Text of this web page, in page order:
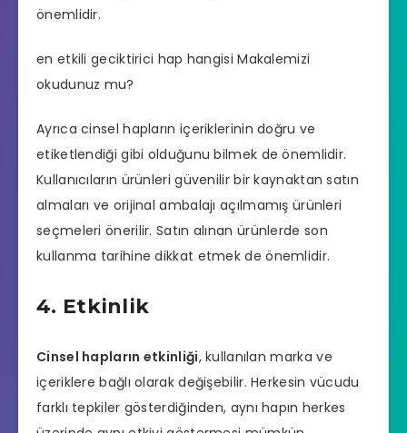
önemlidir.
en etkili geciktirici hap hangisi Makalemizi
okudunuz mu?
Ayrıca cinsel hapların içeriklerinin doğru ve
etiketlendiği gibi olduğunu bilmek de önemlidir.
Kullanıcıların ürünleri güvenilir bir kaynaktan satın
almaları ve orijinal ambalajı açılmamış ürünleri
seçmeleri önerilir. Satın alınan ürünlerde son
kullanma tarihine dikkat etmek de önemlidir.
4. Etkinlik
Cinsel hapların etkinliği, kullanılan marka ve
içeriklere bağlı olarak değişebilir. Herkesin vücudu
farklı tepkiler gösterdiğinden, aynı hapın herkes